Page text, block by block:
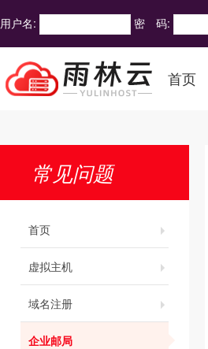
用户名: 密 码:
首页
常见问题
首页
虚拟主机
域名注册
企业邮局